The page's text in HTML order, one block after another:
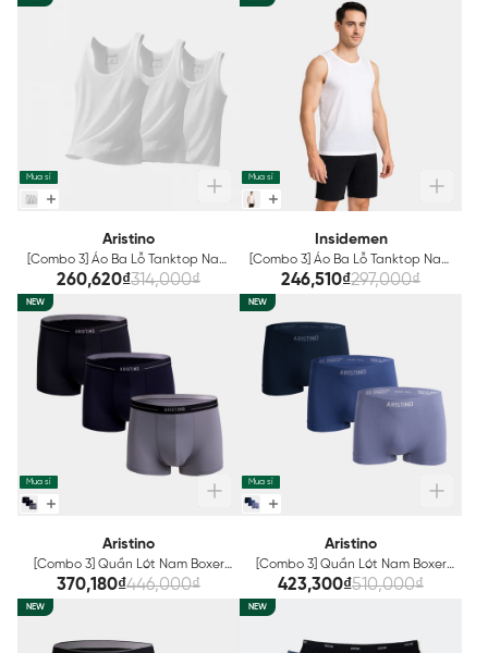
Mua sỉ
Aristino
[Combo 3] Áo Ba Lỗ Tanktop Nam
Basic Aristino ATT001EXP03
260,620₫314,000₫
Mua sỉ
Insidemen
[Combo 3] Áo Ba Lỗ Tanktop Nam
Insidemen ITL001EXP03
246,510₫297,000₫
NEW
Mua sỉ
Aristino
[Combo 3] Quần Lót Nam Boxer
Aristino ABX003EXP03
370,180₫446,000₫
NEW
Mua sỉ
Aristino
[Combo 3] Quần Lót Nam Boxer
Aristino ABX012EXP03
423,300₫510,000₫
NEW NEW